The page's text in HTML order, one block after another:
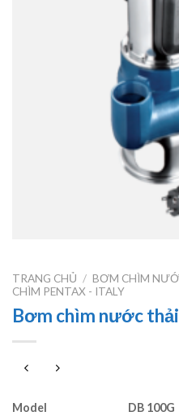
TRANG CHỦ / BƠM CHÌM
CHÌM PENTAX - ITALY
Bơm chìm nước
Model
DB 100G